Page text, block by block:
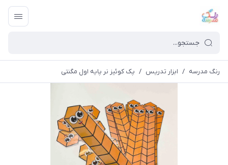
رنگ مدرسه / ابزار تدریس / پک کوئیز نر پایه اول مگنتی